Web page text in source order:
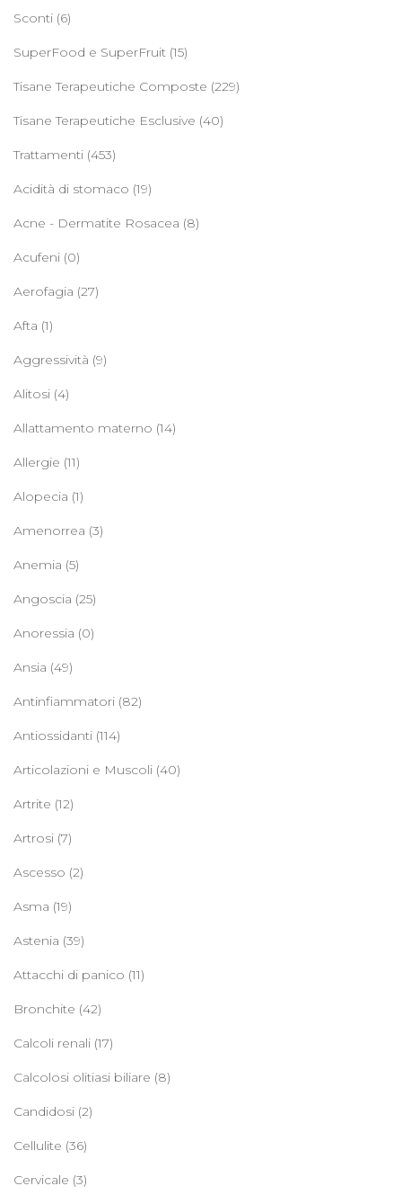
Sconti (6)
SuperFood e SuperFruit (15)
Tisane Terapeutiche Composte (229)
Tisane Terapeutiche Esclusive (40)
Trattamenti (453)
Acidità di stomaco (19)
Acne - Dermatite Rosacea (8)
Acufeni (0)
Aerofagia (27)
Afta (1)
Aggressività (9)
Alitosi (4)
Allattamento materno (14)
Allergie (11)
Alopecia (1)
Amenorrea (3)
Anemia (5)
Angoscia (25)
Anoressia (0)
Ansia (49)
Antinfiammatori (82)
Antiossidanti (114)
Articolazioni e Muscoli (40)
Artrite (12)
Artrosi (7)
Ascesso (2)
Asma (19)
Astenia (39)
Attacchi di panico (11)
Bronchite (42)
Calcoli renali (17)
Calcolosi olitiasi biliare (8)
Candidosi (2)
Cellulite (36)
Cervicale (3)